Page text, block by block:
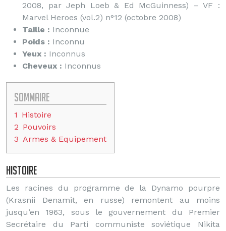
2008, par Jeph Loeb & Ed McGuinness) – VF :
Marvel Heroes (vol.2) n°12 (octobre 2008)
Taille : Inconnue
Poids : Inconnu
Yeux : Inconnus
Cheveux : Inconnus
Sommaire
1 Histoire
2 Pouvoirs
3 Armes & Equipement
Histoire
Les racines du programme de la Dynamo pourpre
(Krasnii Denamit, en russe) remontent au moins
jusqu’en 1963, sous le gouvernement du Premier
Secrétaire du Parti communiste soviétique Nikita